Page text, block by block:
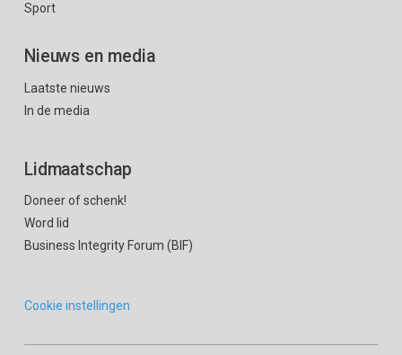
Sport
Nieuws en media
Laatste nieuws
In de media
Lidmaatschap
Doneer of schenk!
Word lid
Business Integrity Forum (BIF)
Cookie instellingen